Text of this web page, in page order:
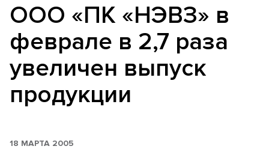
ООО «ПК «НЭВЗ» в
феврале в 2,7 раза
увеличен выпуск
продукции
18 МАРТА 2005